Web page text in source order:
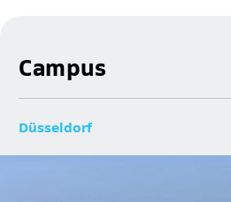
Campus
Düsseldorf